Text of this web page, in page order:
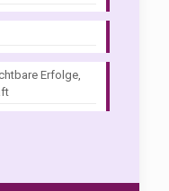
Erfolge,